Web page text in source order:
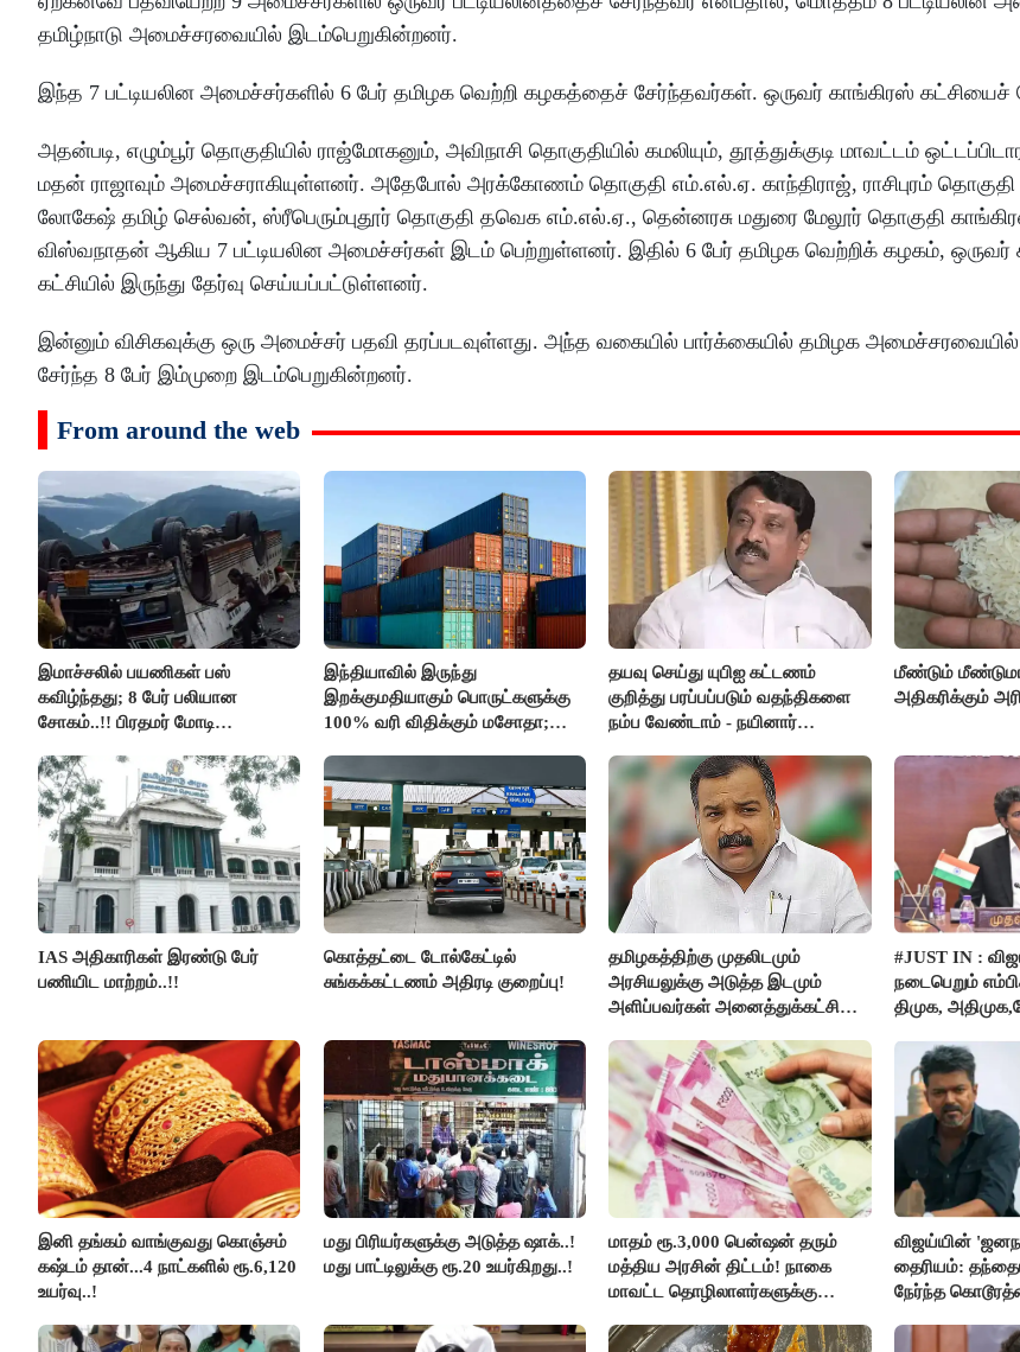
தமிழ்நாடு அமைச்சரவையில் இடம்பெறுகின்றனர்.
இந்த 7 பட்டியலின அமைச்சர்களில் 6 பேர் தமிழக வெற்றி கழகத்தைச் சேர்ந்தவர்கள். ஒருவர் காங்கிரஸ் கட்சியைச்
அதன்படி, எழும்பூர் தொகுதியில் ராஜ்மோகனும், அவிநாசி தொகுதியில் கமலியும், தூத்துக்குடி மாவட்டம்
மதன் ராஜாவும் அமைச்சராகியுள்ளனர். அதேபோல் அரக்கோணம் தொகுதி எம்.எல்.ஏ. காந்திராஜ், ராசிபுரம்
லோகேஷ் தமிழ் செல்வன், ஸ்ரீபெரும்புதூர் தொகுதி தவெக எம்.எல்.ஏ., தென்னரசு மதுரை மேலூர் தொகுதி
விஸ்வநாதன் ஆகிய 7 பட்டியலின அமைச்சர்கள் இடம் பெற்றுள்ளனர். இதில் 6 பேர் தமிழக வெற்றிக் கழகம், ஒருவர்
கட்சியில் இருந்து தேர்வு செய்யப்பட்டுள்ளனர்.
இன்னும் விசிகவுக்கு ஒரு அமைச்சர் பதவி தரப்படவுள்ளது. அந்த வகையில் பார்க்கையில் தமிழக
சேர்ந்த 8 பேர் இம்முறை இடம்பெறுகின்றனர்.
From around the web
இமாச்சலில் பயணிகள் பஸ்
கவிழ்ந்தது; 8 பேர் பலியான
சோகம்..!! பிரதமர் மோடி
இந்தியாவில் இருந்து
இறக்குமதியாகும் பொருட்களுக்கு
100% வரி விதிக்கும் மசோதா;
தயவு செய்து யுபிஐ கட்டணம்
குறித்து பரப்பப்படும் வதந்திகளை
நம்ப வேண்டாம் - நயினார்
மீண்டும்
அதிகரிக்கும்
IAS அதிகாரிகள் இரண்டு பேர்
பணியிட மாற்றம்..!!
கொத்தட்டை டோல்கேட்டில்
சுங்கக்கட்டணம் அதிரடி குறைப்பு!
தமிழகத்திற்கு முதலிடமும்
அரசியலுக்கு அடுத்த இடமும்
அளிப்பவர்கள் அனைத்துக்கட்சி
- மாணிக்கம் தாகூர்..!!
#JUST IN :
நடைபெறும்
திமுக,
இனி தங்கம் வாங்குவது கொஞ்சம்
கஷ்டம் தான்...4 நாட்களில் ரூ.6,120
உயர்வு..!
மது பிரியர்களுக்கு அடுத்த ஷாக்..!
மது பாட்டிலுக்கு ரூ.20 உயர்கிறது..!
மாதம் ரூ.3,000 பென்ஷன் தரும்
மத்திய அரசின் திட்டம்! நாகை
மாவட்ட தொழிலாளர்களுக்கு
செய்தி!
விஜய்யின்
தைரியம்:
நேர்ந்த